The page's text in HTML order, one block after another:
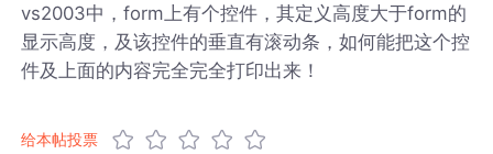
vs2003中，form上有个控件，其定义高度大于form的
显示高度，及该控件的垂直有滚动条，如何能把这个控
件及上面的内容完全完全打印出来！
给本帖投票